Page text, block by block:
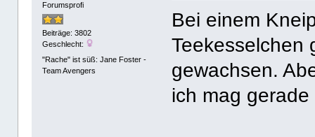
Forumsprofi
Beiträge: 3802
Geschlecht:
"Rache" ist süß: Jane Foster -
Team Avengers
Bei einem
Teekesselchen
gewachsen.
ich mag